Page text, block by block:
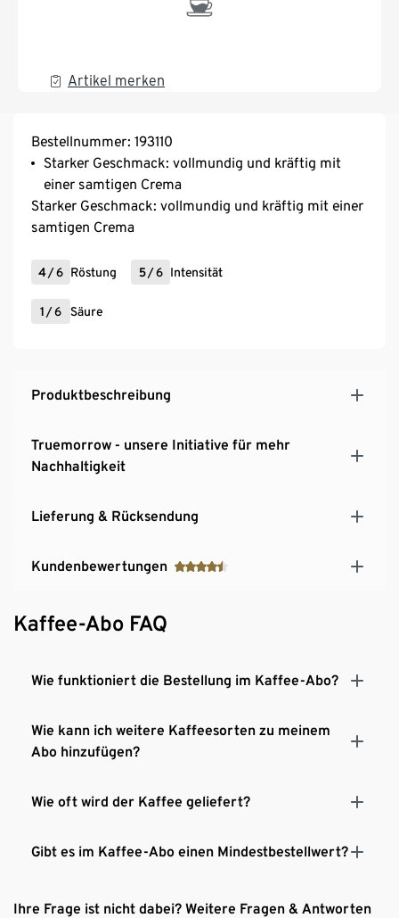
Artikel merken
Bestellnummer: 193110
Starker Geschmack: vollmundig und kräftig mit
einer samtigen Crema
Starker Geschmack: vollmundig und kräftig mit einer
samtigen Crema
4/6 Röstung 5 /6 Intensität
1 /6 Säure
Produktbeschreibung
Truemorrow - unsere Initiative für mehr
Nachhaltigkeit
Lieferung & Rücksendung
Kundenbewertungen
Kaffee-Abo FAQ
Wie funktioniert die Bestellung im Kaffee-Abo?
Wie kann ich weitere Kaffeesorten zu meinem
Abo hinzufügen?
Wie oft wird der Kaffee geliefert?
Gibt es im Kaffee-Abo einen Mindestbestellwert?
Ihre Frage ist nicht dabei? Weitere Fragen & Antworten